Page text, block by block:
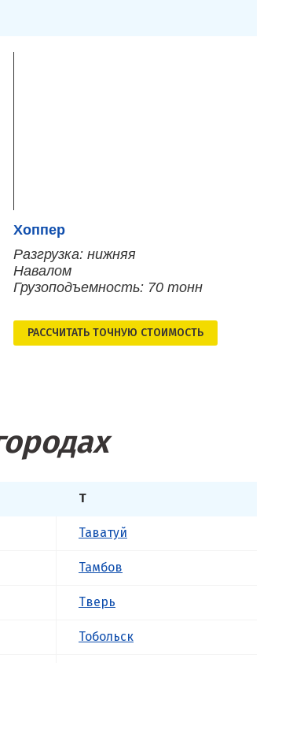
Хоппер
Разгрузка: нижняя
Навалом
Грузоподъемность: 70 тонн
РАСCЧИТАТЬ ТОЧНУЮ СТОИМОСТЬ
Т
Таватуй
Тамбов
Тверь
Тобольск